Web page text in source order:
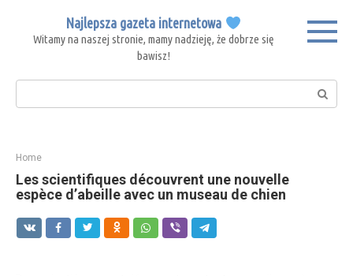
content
Najlepsza gazeta internetowa
Witamy na naszej stronie, mamy nadzieję, że dobrze się
bawisz!
Search:
Home
Les scientifiques découvrent une nouvelle
espèce d’abeille avec un museau de chien